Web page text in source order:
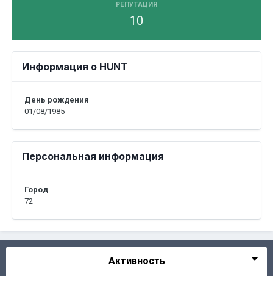
РЕПУТАЦИЯ
10
Информация о HUNT
День рождения
01/08/1985
Персональная информация
Город
72
Активность